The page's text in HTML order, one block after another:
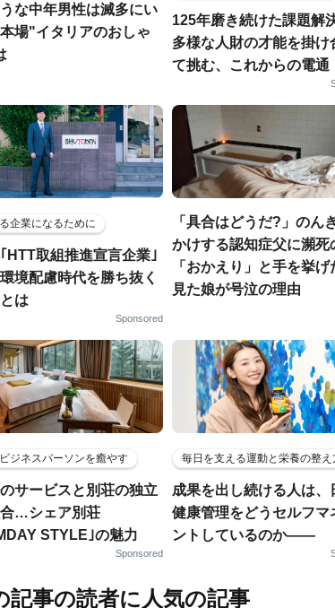
な中年男性は滅多にい
場"イタリアのおしゃ
125年磨き続けた課題解
多様な人財の才能を掛け
て挑む、これからの電通
企業になるために
HTT取組推進宣言企業｣
境配慮時代を勝ち抜く
は
Sponsored
「具合はどうだ?」のん
かけする認知症父に瀕死
「おかえり」と手を挙げ
見た娘が号泣の理由
ジネスパーソンを癒やす
サービスと別荘の独立
…シェア別荘
STYLE｣の魅力
Sponsored
毎日を支える運動と栄養の整え
成果を出し続ける人は、
健康管理をどうセルフマ
ントしているのか——
記事の読者に人気の記事